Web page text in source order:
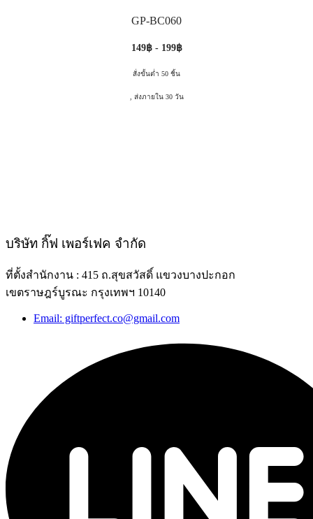
GP-BC060
149฿ - 199฿
สั่งขั้นต่ำ 50 ชิ้น
, ส่งภายใน 30 วัน
บริษัท กิ๊ฟ เพอร์เฟค จำกัด
ที่ตั้งสำนักงาน : 415 ถ.สุขสวัสดิ์ แขวงบางปะกอก
เขตราษฎร์บูรณะ กรุงเทพฯ 10140
Email: giftperfect.co@gmail.com